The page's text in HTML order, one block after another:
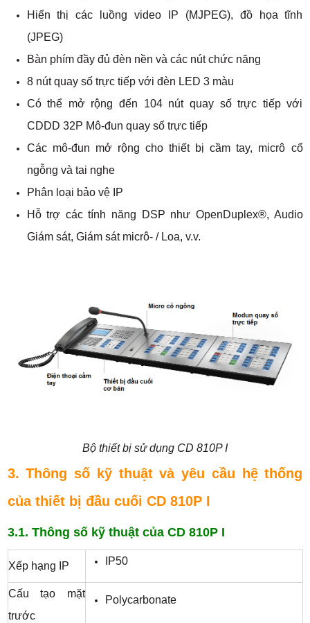
Hiển thị các luồng video IP (MJPEG), đồ họa tĩnh
(JPEG)
Bàn phím đầy đủ đèn nền và các nút chức năng
8 nút quay số trực tiếp với đèn LED 3 màu
Có thể mở rộng đến 104 nút quay số trực tiếp với
CDDD 32P Mô-đun quay số trực tiếp
Các mô-đun mở rộng cho thiết bị cầm tay, micrô cổ
ngỗng và tai nghe
Phân loại bảo vệ IP
Hỗ trợ các tính năng DSP như OpenDuplex®, Audio
Giám sát, Giám sát micrô- / Loa, v.v.
Bộ thiết bị sử dụng CD 810P I
3. Thông số kỹ thuật và yêu cầu hệ thống
của thiết bị đầu cuối CD 810P I
3.1. Thông số kỹ thuật của CD 810P I
Xếp hạng IP IP50
Cấu tạo mặt
trước
Polycarbonate